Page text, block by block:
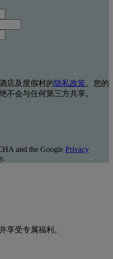
店及度假村的隐私政策。您的
不会与任何第三方共享。
and the Google Privacy
享受专属福利。